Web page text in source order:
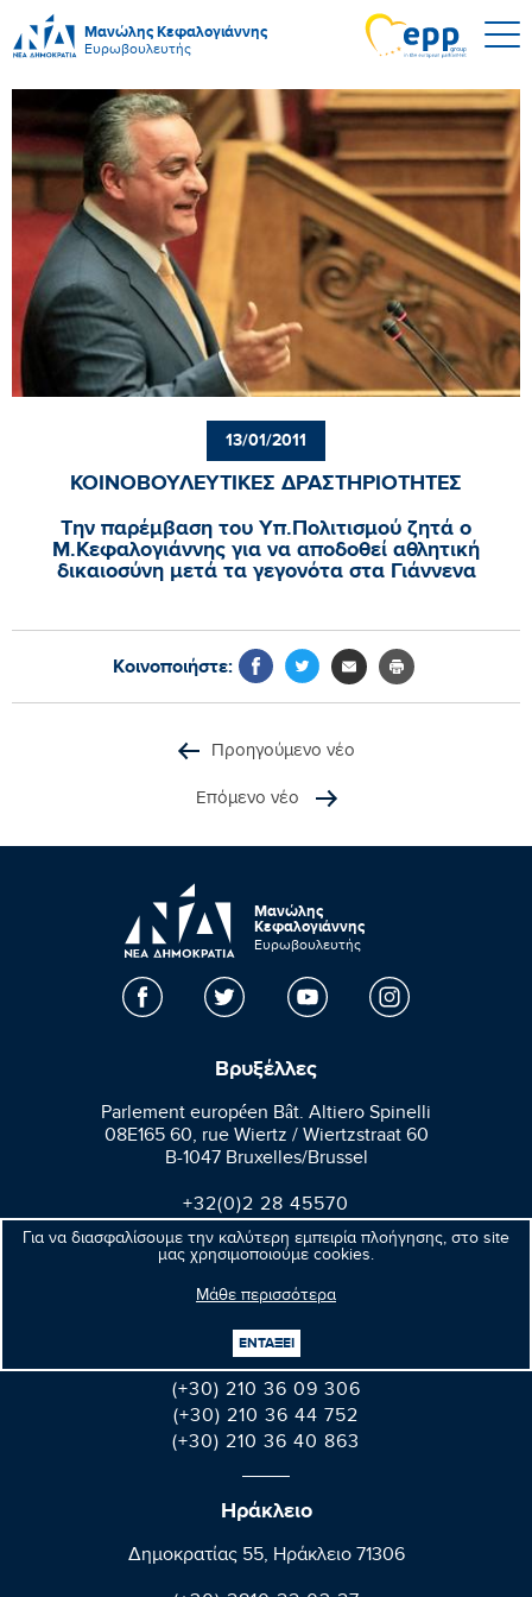
Μανώλης Κεφαλογιάννης
Ευρωβουλευτής
Για να διασφαλίσουμε την καλύτερη εμπειρία πλοήγησης, στο site
μας χρησιμοποιούμε cookies.
Μάθε περισσότερα
ΕΝΤΑΞΕΙ
13/01/2011
ΚΟΙΝΟΒΟΥΛΕΥΤΙΚΕΣ ΔΡΑΣΤΗΡΙΟΤΗΤΕΣ
Την παρέμβαση του Υπ.Πολιτισμού ζητά ο
Μ.Κεφαλογιάννης για να αποδοθεί αθλητική
δικαιοσύνη μετά τα γεγονότα στα Γιάννενα
Κοινοποιήστε:
Προηγούμενο νέο
Επόμενο νέο
Μανώλης
Κεφαλογιάννης
Ευρωβουλευτής
Βρυξέλλες
Parlement européen Bât. Altiero Spinelli
08E165 60, rue Wiertz / Wiertzstraat 60
B-1047 Bruxelles/Brussel
+32(0)2 28 45570
+32(0)2 28 49570
Αθήνα
Βαλαωρίτου 9A, Aθήνα 106 71
(+30) 210 36 09 306
(+30) 210 36 44 752
(+30) 210 36 40 863
Ηράκλειο
Δημοκρατίας 55, Ηράκλειο 71306